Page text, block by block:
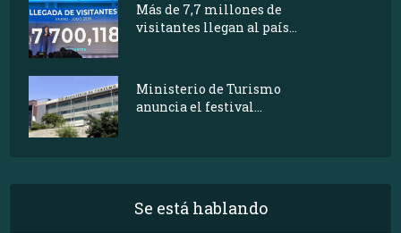
Más de 7,7 millones de
visitantes llegan al país...
Ministerio de Turismo
anuncia el festival...
Se está hablando